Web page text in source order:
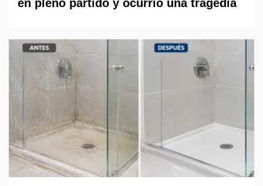
en pleno partido y ocurrió una tragedia